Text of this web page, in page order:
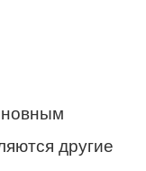
другие